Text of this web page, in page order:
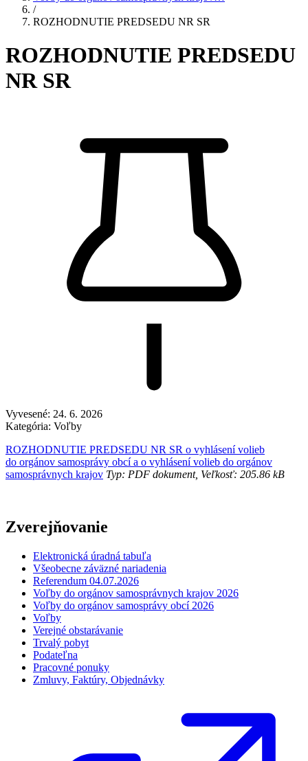
/
ROZHODNUTIE PREDSEDU NR SR
ROZHODNUTIE PREDSEDU
NR SR
Vyvesené: 24. 6. 2026
Kategória: Voľby
ROZHODNUTIE PREDSEDU NR SR o vyhlásení volieb
do orgánov samosprávy obcí a o vyhlásení volieb do orgánov
samosprávnych krajov Typ: PDF dokument, Veľkosť: 205.86 kB
Zverejňovanie
Elektronická úradná tabuľa
Všeobecne záväzné nariadenia
Referendum 04.07.2026
Voľby do orgánov samosprávnych krajov 2026
Voľby do orgánov samosprávy obcí 2026
Voľby
Verejné obstarávanie
Trvalý pobyt
Podateľna
Pracovné ponuky
Zmluvy, Faktúry, Objednávky